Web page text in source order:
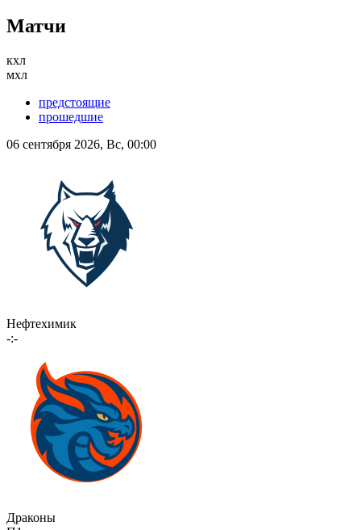
Матчи
кхл
мхл
предстоящие
прошедшие
06 сентября 2026, Вс, 00:00
Нефтехимик
-:-
Драконы